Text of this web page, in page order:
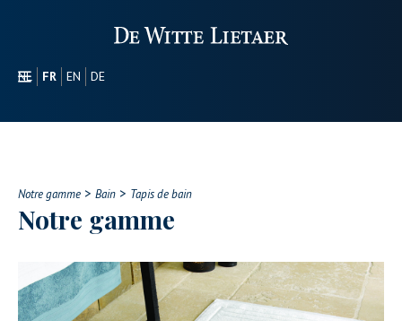
NL FR EN
DE
NOTRE GAMME
CONTACT
Notre gamme > Bain > Tapis de bain
Notre gamme